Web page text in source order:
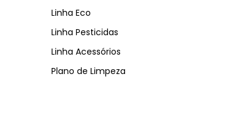
Linha Eco
Linha Pesticidas
Linha Acessórios
Plano de Limpeza